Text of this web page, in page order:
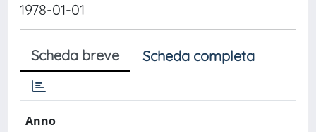
1978-01-01
Scheda breve Scheda completa
Anno